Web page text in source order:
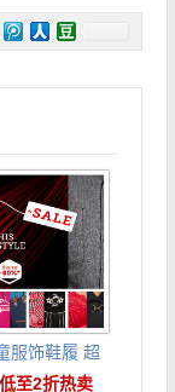
服饰鞋履 超
低至2折热卖